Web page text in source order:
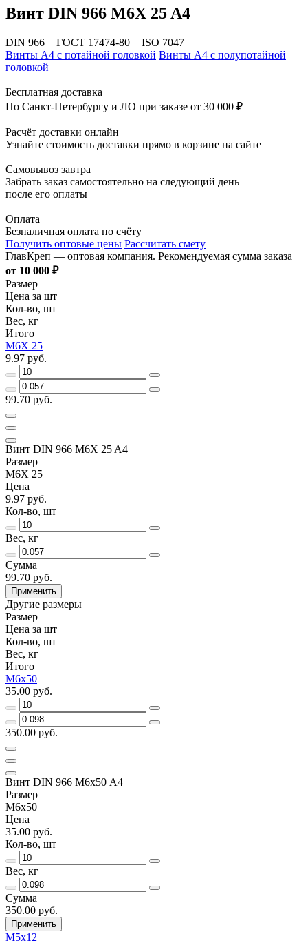
Винт DIN 966 M6X 25 A4
DIN 966 = ГОСТ 17474-80 = ISO 7047
Винты А4 с потайной головкой Винты А4 с полупотайной
головкой
Бесплатная доставка
По Санкт-Петербургу и ЛО при заказе от 30 000 ₽
Расчёт доставки онлайн
Узнайте стоимость доставки прямо в корзине на сайте
Самовывоз завтра
Забрать заказ самостоятельно на следующий день
после его оплаты
Оплата
Безналичная оплата по счёту
Получить оптовые цены Рассчитать смету
ГлавКреп — оптовая компания. Рекомендуемая сумма заказа
от 10 000 ₽
Размер
Цена за шт
Кол-во, шт
Вес, кг
Итого
M6X 25
9.97 руб.
99.70 руб.
Винт DIN 966 M6X 25 A4
Размер
M6X 25
Цена
9.97 руб.
Кол-во, шт
Вес, кг
Сумма
99.70 руб.
Применить
Другие размеры
Размер
Цена за шт
Кол-во, шт
Вес, кг
Итого
М6х50
35.00 руб.
350.00 руб.
Винт DIN 966 М6х50 А4
Размер
М6х50
Цена
35.00 руб.
Кол-во, шт
Вес, кг
Сумма
350.00 руб.
Применить
М5х12